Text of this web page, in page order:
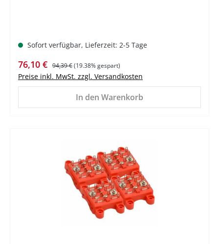
Sofort verfügbar, Lieferzeit: 2-5 Tage
Verkaufspreis:
76,10 € Regulärer Preis:
94,39 €(19.38% gespart)
Preise inkl. MwSt. zzgl. Versandkosten
In den Warenkorb